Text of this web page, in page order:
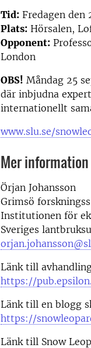
Tid: Fredagen den
Plats: Hörsalen,
Opponent:
London
OBS! Måndag 25
där inbjudna
internationellt
www.slu.se/
Mer information
Örjan Johansson
Grimsö
Institutionen för
Sveriges
Länk till
https://
Länk till en blogg
https://
Länk till Snow